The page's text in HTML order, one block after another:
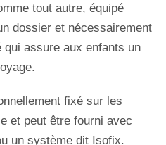
tout autre, équipé
dossier et nécessairement
qui assure aux enfants un
fixé sur les
et peut être fourni avec
un système dit Isofix.